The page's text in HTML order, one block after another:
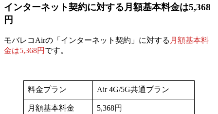
インターネット契約に対する月額基本料金は5,368
円
モバレコAirの「インターネット契約」に対する 月額基本料
金は5,368円 です。
料金プラン Air 4G/5G共通プラン
月額基本料金 5,368円